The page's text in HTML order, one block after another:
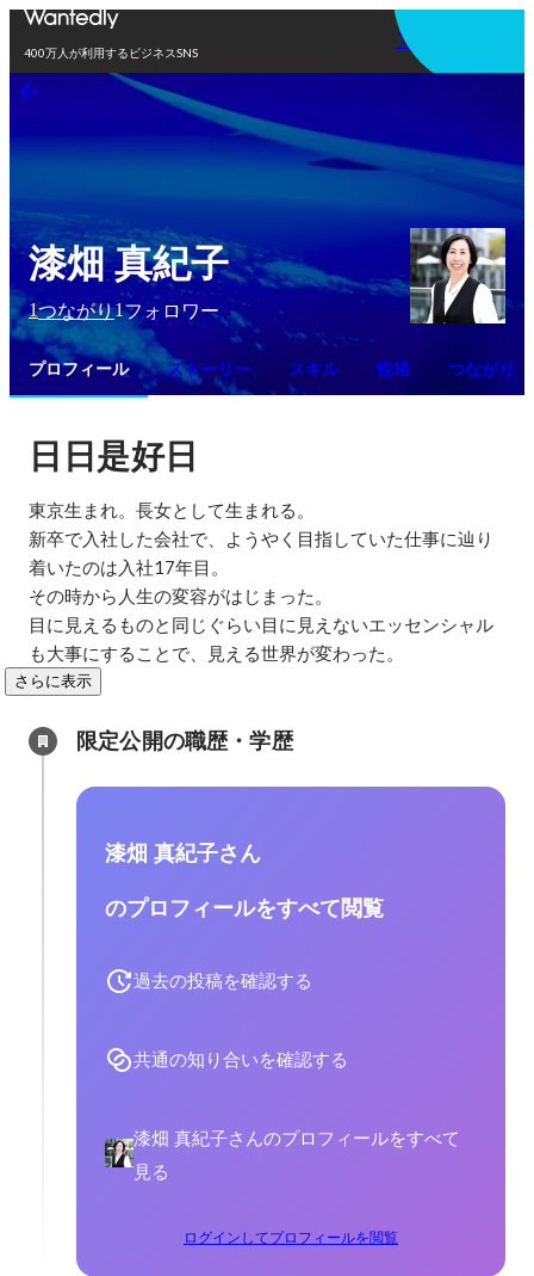
400万人が利用するビジネスSNS
アプリを使う
漆畑 真紀子
1つながり1フォロワー
プロフィール ストーリー スキル 性格 つながり
日日是好日
東京生まれ。長女として生まれる。
新卒で入社した会社で、ようやく目指していた仕事に辿り
着いたのは入社17年目。
その時から人生の変容がはじまった。
目に見えるものと同じぐらい目に見えないエッセンシャル
も大事にすることで、見える世界が変わった。
さらに表示
限定公開の職歴・学歴
漆畑 真紀子さん
のプロフィールをすべて閲覧
過去の投稿を確認する
共通の知り合いを確認する
漆畑 真紀子さんのプロフィールをすべて
見る
ログインしてプロフィールを閲覧